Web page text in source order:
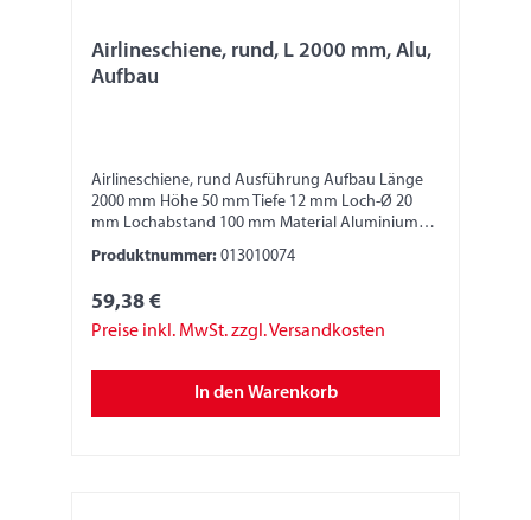
Airlineschiene, rund, L 2000 mm, Alu,
Aufbau
Airlineschiene, rund Ausführung Aufbau Länge
2000 mm Höhe 50 mm Tiefe 12 mm Loch-Ø 20
mm Lochabstand 100 mm Material Aluminium
der Zurrschiene ist abhängig von der
ist der jeweilige Monteur/Fahrzeugbauer. Nur
geeignete Anschlagmittel, Sperrbalken oder
horizontalen Umreifung verwenden, nicht im
Direktzug und nicht zum Niederzurren oder
Schrägzurren. Der Monteur/Fahrzeugbauer muss
Produktnummer: 013010074
59,38 €
Preise inkl. MwSt. zzgl. Versandkosten
In den Warenkorb